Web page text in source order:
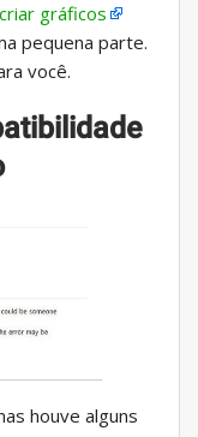
criar gráficos
pequena parte.
você.
houve alguns